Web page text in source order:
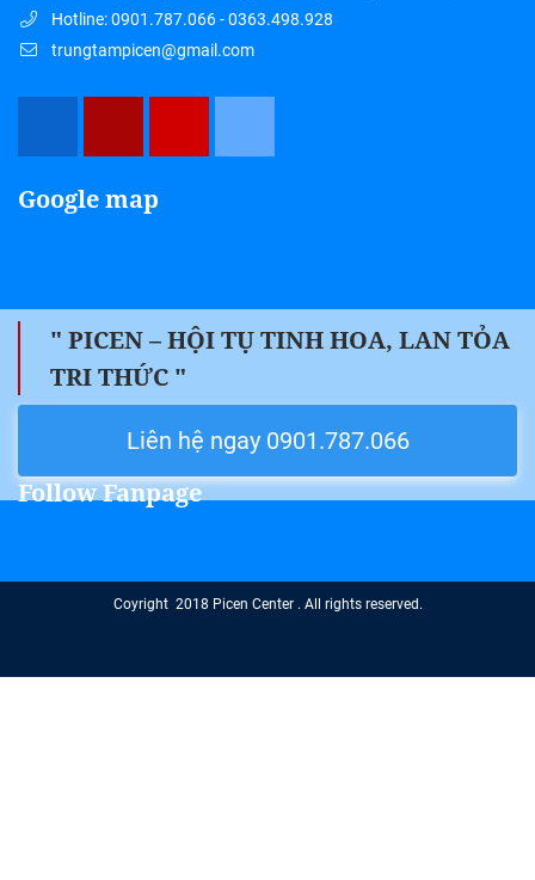
" PICEN – HỘI TỤ TINH HOA, LAN TỎA
TRI THỨC "
Liên hệ ngay 0901.787.066
Hotline: 0901.787.066 - 0363.498.928
trungtampicen@gmail.com
Google map
Follow Fanpage
Coyright 2018 Picen Center . All rights reserved.